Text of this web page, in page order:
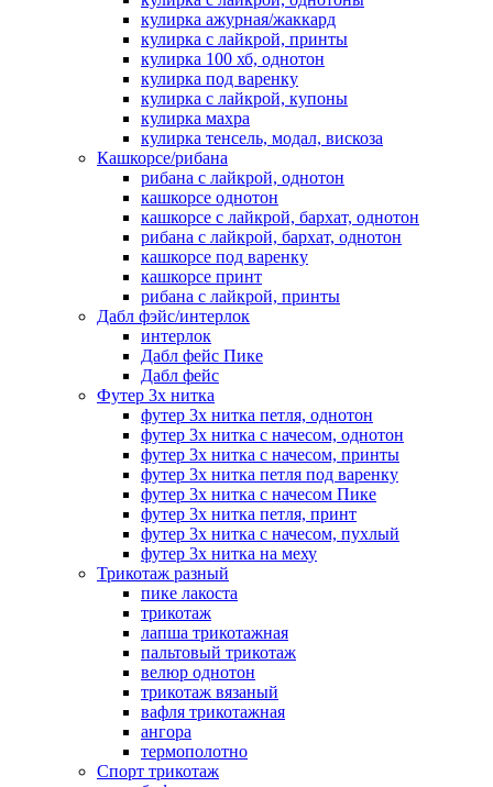
кулирка ажурная/жаккард
кулирка с лайкрой, принты
кулирка 100 хб, однотон
кулирка под варенку
кулирка с лайкрой, купоны
кулирка махра
кулирка тенсель, модал, вискоза
Кашкорсе/рибана
рибана с лайкрой, однотон
кашкорсе однотон
кашкорсе с лайкрой, бархат, однотон
рибана с лайкрой, бархат, однотон
кашкорсе под варенку
кашкорсе принт
рибана с лайкрой, принты
Дабл фэйс/интерлок
интерлок
Дабл фейс Пике
Дабл фейс
Футер 3х нитка
футер 3х нитка петля, однотон
футер 3х нитка с начесом, однотон
футер 3х нитка с начесом, принты
футер 3х нитка петля под варенку
футер 3х нитка с начесом Пике
футер 3х нитка петля, принт
футер 3х нитка с начесом, пухлый
футер 3х нитка на меху
Трикотаж разный
пике лакоста
трикотаж
лапша трикотажная
пальтовый трикотаж
велюр однотон
трикотаж вязаный
вафля трикотажная
ангора
термополотно
Спорт трикотаж